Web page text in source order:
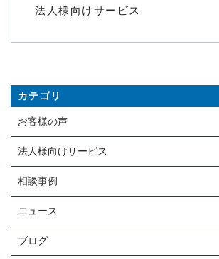
害虫・害獣の駆除はおまかせ
お電話での受付
076-479-
受付時間：月曜日～土曜日 8:30-
法人様向けサービス
カテゴリ
お客様の声
法人様向けサービス
相談事例
ニュース
ブログ